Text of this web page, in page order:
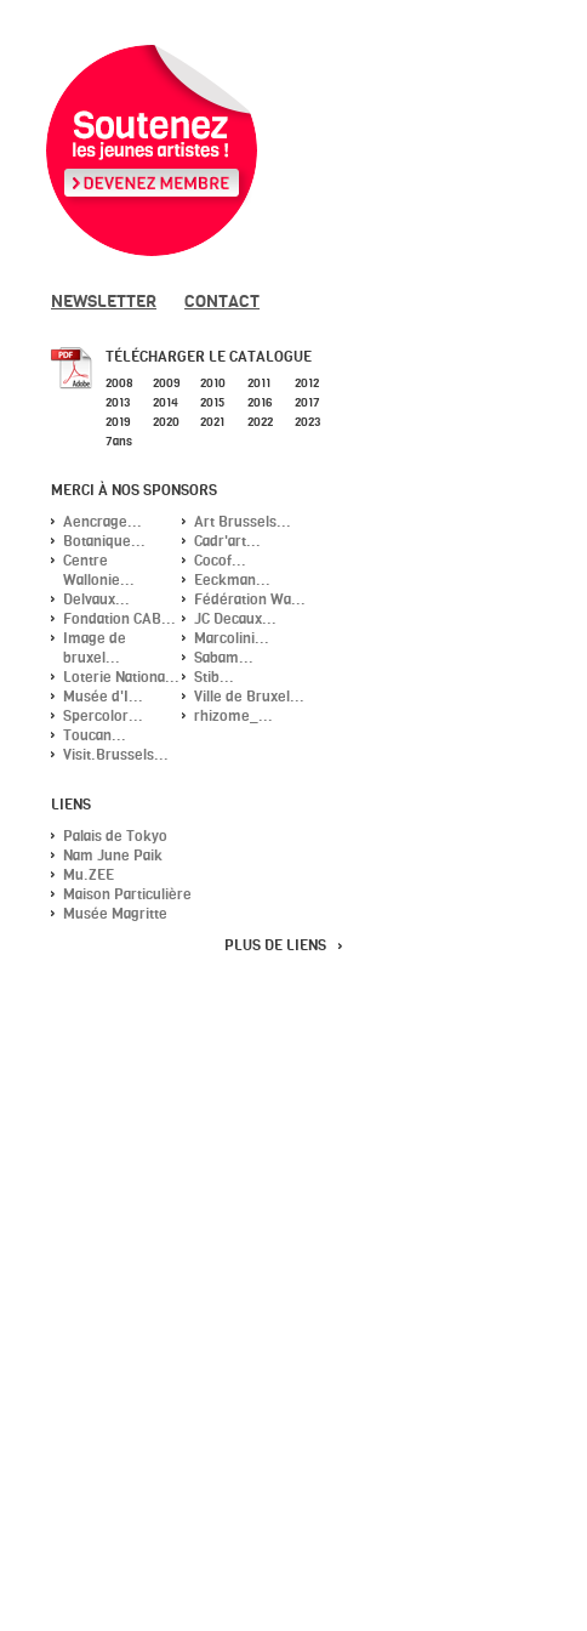
NEWSLETTER CONTACT
TÉLÉCHARGER LE CATALOGUE
2008 2009 2010 2011
2012
2013
2014 2015 2016
2017
2019
2020 2021 2022
2023
7ans
MERCI À NOS SPONSORS
Aencrage...
Botanique...
Centre
Wallonie...
Delvaux...
Fondation CAB...
Image de
bruxel...
Loterie Nationa...
Musée d'I...
Spercolor...
Toucan...
Visit.Brussels...
Art Brussels...
Cadr'art...
Cocof...
Eeckman...
Fédération Wa...
JC Decaux...
Marcolini...
Sabam...
Stib...
Ville de Bruxel...
rhizome_...
LIENS
Palais de Tokyo
Nam June Paik
Mu.ZEE
Maison Particulière
Musée Magritte
PLUS DE LIENS